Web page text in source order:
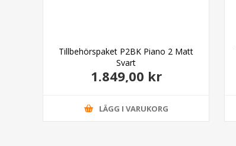
Tillbehörspaket P2BK Piano 2 Matt
Svart
1.849,00 kr
LÄGG I VARUKORG